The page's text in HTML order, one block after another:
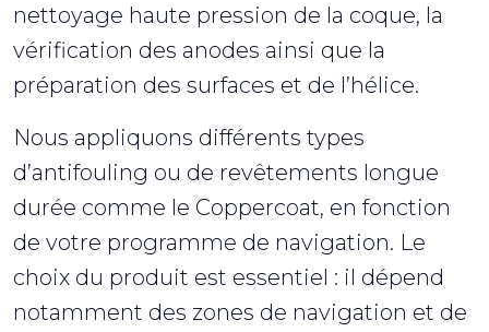
nettoyage haute pression de la coque, la
vérification des anodes ainsi que la
préparation des surfaces et de l’hélice.
Nous appliquons différents types
d’antifouling ou de revêtements longue
durée comme le Coppercoat, en fonction
de votre programme de navigation. Le
choix du produit est essentiel : il dépend
notamment des zones de navigation et de